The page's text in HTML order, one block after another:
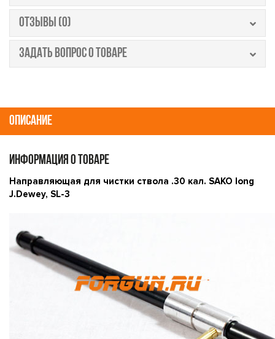
ОТЗЫВЫ (0)
ЗАДАТЬ ВОПРОС О ТОВАРЕ
ОПИСАНИЕ
ИНФОРМАЦИЯ О ТОВАРЕ
Направляющая для чистки ствола .30 кал. SAKO long
J.Dewey, SL-3